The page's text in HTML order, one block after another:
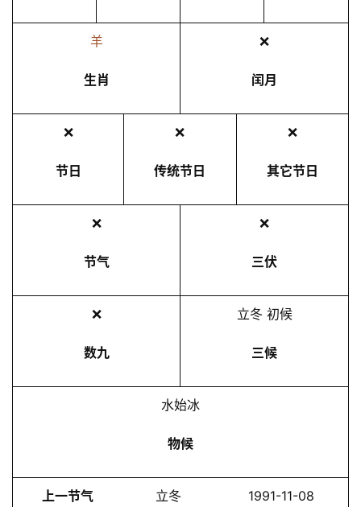
羊
生肖
❌
闰月
❌
节日
❌
传统节日
❌
其它节日
❌
节气
❌
三伏
❌
数九
立冬 初候
三候
水始冰
物候
上一节气 立冬 1991-11-08